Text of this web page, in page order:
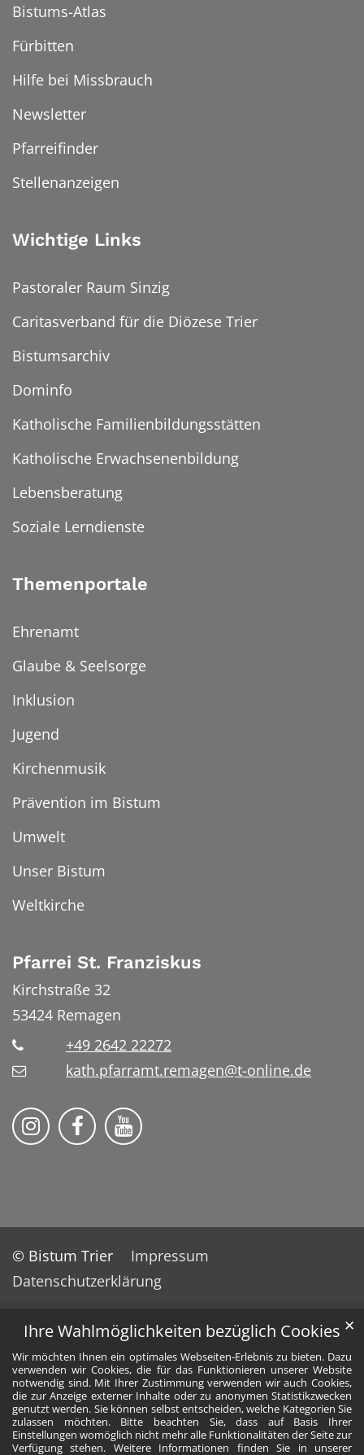
Ihre Wahlmöglichkeiten bezüglich Cookies
Wir möchten Ihnen ein optimales Webseiten-Erlebnis zu bieten. Dazu
verwenden wir Cookies, die für das Funktionieren unserer Website
notwendig sind. Mit Ihrer Zustimmung verwenden wir auch Cookies,
die zur Anzeige externer Inhalte oder zu anonymen Statistikzwecken
genutzt werden. Sie können selbst entscheiden, welche Kategorien Sie
zulassen möchten. Bitte beachten Sie, dass auf Basis Ihrer
Einstellungen womöglich nicht mehr alle Funktionalitäten der Seite zur
Verfügung stehen. Weitere Informationen finden Sie in unserer
✕
Bistums-Atlas
Fürbitten
Hilfe bei Missbrauch
Newsletter
Pfarreifinder
Stellenanzeigen
Wichtige Links
Pastoraler Raum Sinzig
Caritasverband für die Diözese Trier
Bistumsarchiv
Dominfo
Katholische Familienbildungsstätten
Katholische Erwachsenenbildung
Lebensberatung
Soziale Lerndienste
Themenportale
Ehrenamt
Glaube & Seelsorge
Inklusion
Jugend
Kirchenmusik
Prävention im Bistum
Umwelt
Unser Bistum
Weltkirche
Pfarrei St. Franziskus
Kirchstraße 32
53424 Remagen
+49 2642 22272
kath.pfarramt.remagen@t-online.de
Pfarrei St. Franziskus Remagen auf
Pfarrei St. Franziskus
© Bistum Trier
Impressum
Datenschutzerklärung